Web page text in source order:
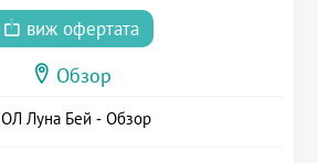
виж офертата
Обзор
Луна Бей - Обзор